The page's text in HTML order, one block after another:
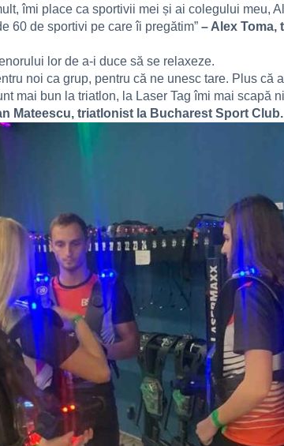
îmi place ca sportivii mei și ai colegului meu,
60 de sportivi pe care îi pregătim” – Alex Toma,
lor de a-i duce să se relaxeze.
noi ca grup, pentru că ne unesc tare. Plus
mai bun la triatlon, la Laser Tag îmi mai scapă
Mateescu, triatlonist la Bucharest Sport Club.